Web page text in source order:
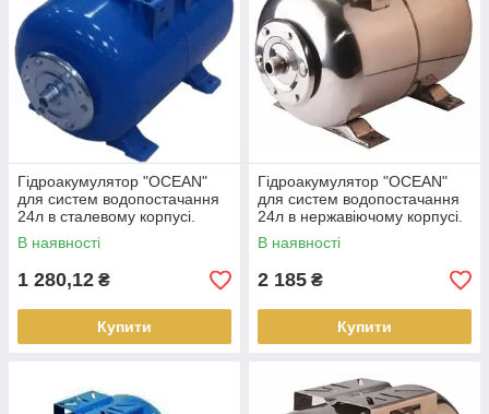
Гідроакумулятор "OCEAN"
для систем водопостачання
24л в сталевому корпусі.
В наявності
1 280,12 ₴
Купити
Гідроакумулятор "OCEAN"
для систем водопостачання
24л в нержавіючому корпусі.
В наявності
2 185 ₴
Купити